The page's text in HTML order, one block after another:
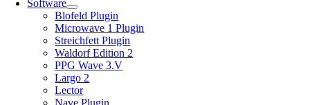
Software
Blofeld Plugin
Microwave 1 Plugin
Streichfett Plugin
Waldorf Edition 2
PPG Wave 3.V
Largo 2
Lector
Nave Plugin